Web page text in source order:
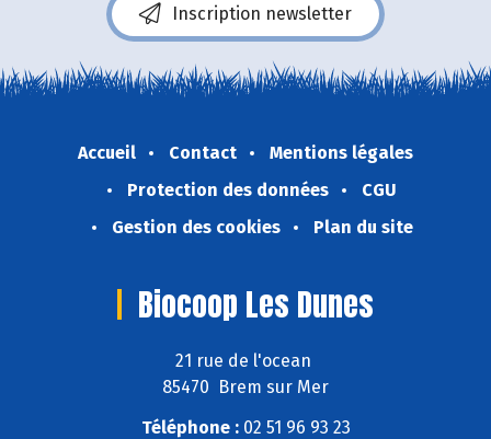
Inscription newsletter
Accueil Contact
Mentions légales
Protection des données
CGU
Gestion des cookies
Plan du site
Biocoop Les Dunes
21 rue de l'ocean
85470 Brem sur Mer
Téléphone :02 51 96 93 23